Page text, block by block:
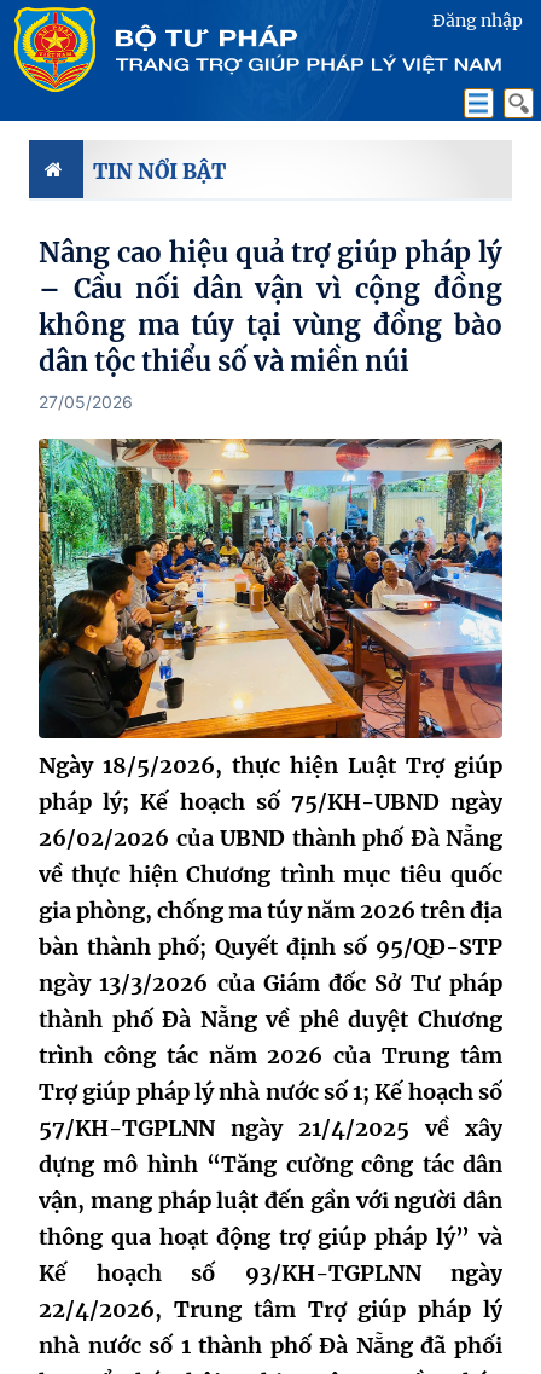
Đăng nhập
TIN NỔI BẬT
Nâng cao hiệu quả trợ giúp pháp lý
– Cầu nối dân vận vì cộng đồng
không ma túy tại vùng đồng bào
dân tộc thiểu số và miền núi
27/05/2026
Ngày 18/5/2026, thực hiện Luật Trợ giúp
pháp lý; Kế hoạch số 75/KH-UBND ngày
26/02/2026 của UBND thành phố Đà Nẵng
về thực hiện Chương trình mục tiêu quốc
gia phòng, chống ma túy năm 2026 trên địa
bàn thành phố; Quyết định số 95/QĐ-STP
ngày 13/3/2026 của Giám đốc Sở Tư pháp
thành phố Đà Nẵng về phê duyệt Chương
trình công tác năm 2026 của Trung tâm
Trợ giúp pháp lý nhà nước số 1; Kế hoạch số
57/KH-TGPLNN ngày 21/4/2025 về xây
dựng mô hình “Tăng cường công tác dân
vận, mang pháp luật đến gần với người dân
thông qua hoạt động trợ giúp pháp lý” và
Kế hoạch số 93/KH-TGPLNN ngày
22/4/2026, Trung tâm Trợ giúp pháp lý
nhà nước số 1 thành phố Đà Nẵng đã phối